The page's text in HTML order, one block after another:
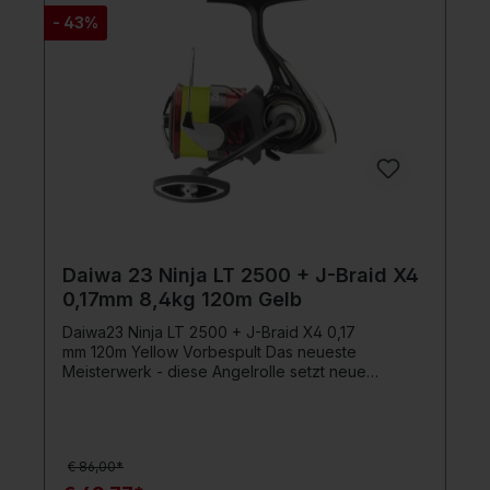
Rücklaufsperre ABS II Aluminiumspule Longlife
Bügelfeder
- 43%
Daiwa 23 Ninja LT 2500 + J-Braid X4
0,17mm 8,4kg 120m Gelb
Daiwa23 Ninja LT 2500 + J-Braid X4 0,17
mm 120m Yellow Vorbespult Das neueste
Meisterwerk - diese Angelrolle setzt neue
von Daiwa, das japanisches Designkonzept und
€ 86,00*